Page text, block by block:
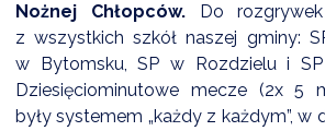
Nożnej Chłopców.Do rozgrywek
z wszystkich szkół naszej gminy:
w Bytomsku, SP w Rozdzielu i
Dziesięciominutowe mecze (2x 5
były systemem „każdy z każdym”, w